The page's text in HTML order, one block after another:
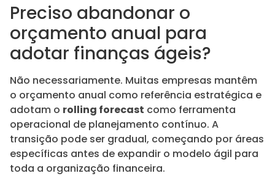
Preciso abandonar o
orçamento anual para
adotar finanças ágeis?
Não necessariamente. Muitas empresas mantêm
o orçamento anual como referência estratégica e
adotam o rolling forecast como ferramenta
operacional de planejamento contínuo. A
transição pode ser gradual, começando por áreas
específicas antes de expandir o modelo ágil para
toda a organização financeira.